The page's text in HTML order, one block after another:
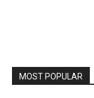
MOST POPULAR